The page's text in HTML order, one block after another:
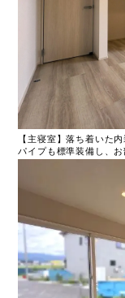
【主寝室】落ち着いた
パイプも標準装備し、